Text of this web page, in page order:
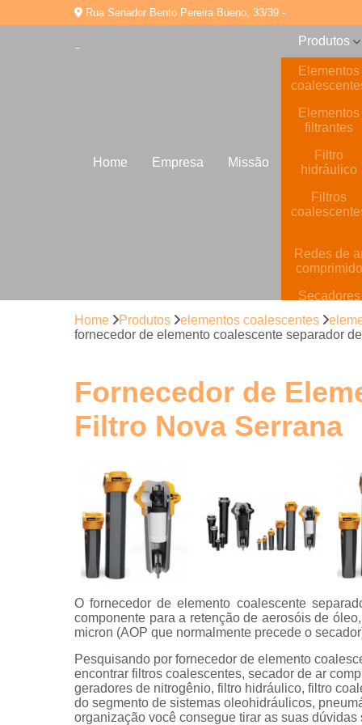
Rua Senador Bento Pereira Bueno, 33/39 -
Home Empresa Missão
Produtos
Elementos
Elementos
filtrantes
Filtro
hidráulico
Filtros
Redes de
comprimido
Secadores
comprimido
comprimido
alumínio
para ar
Tubulações
em
Home Produtos elementos coalescentes
fornecedor de elemento coalescente separador
Fornecedor de
Filtro Nova Serrana
O fornecedor de elemento coalescente
componente para a retenção de aerosóis de
micron (AOP que normalmente precede o
Pesquisando por fornecedor de elemento
encontrar filtros coalescentes, secador de ar
geradores de nitrogênio, filtro hidráulico, filtro
do segmento de sistemas oleohidráulicos,
organização você consegue tirar as suas